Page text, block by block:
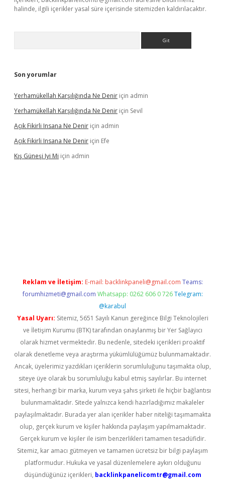
halinde, ilgili içerikler yasal süre içerisinde sitemizden kaldırılacaktır.
Son yorumlar
Yerhamükellah Karşılığında Ne Denir için admin
Yerhamükellah Karşılığında Ne Denir için Sevil
Açık Fikirli Insana Ne Denir için admin
Açık Fikirli Insana Ne Denir için Efe
Kış Güneşi Iyi Mi için admin
Reklam ve İletişim: E-mail: backlinkpaneli@gmail.com Teams:
forumhizmeti@gmail.com Whatsapp: 0262 606 0 726 Telegram:
@karabul
Yasal Uyarı: Sitemiz, 5651 Sayılı Kanun gereğince Bilgi Teknolojileri
ve İletişim Kurumu (BTK) tarafından onaylanmış bir Yer Sağlayıcı
olarak hizmet vermektedir. Bu nedenle, sitedeki içerikleri proaktif
olarak denetleme veya araştırma yükümlülüğümüz bulunmamaktadır.
Ancak, üyelerimiz yazdıkları içeriklerin sorumluluğunu taşımakta olup,
siteye üye olarak bu sorumluluğu kabul etmiş sayılırlar. Bu internet
sitesi, herhangi bir marka, kurum veya şahıs şirketi ile hiçbir bağlantısı
bulunmamaktadır. Sitede yalnızca kendi hazırladığımız makaleler
paylaşılmaktadır. Burada yer alan içerikler haber niteliği taşımamakta
olup, gerçek kurum ve kişiler hakkında paylaşım yapılmamaktadır.
Gerçek kurum ve kişiler ile isim benzerlikleri tamamen tesadüfidir.
Sitemiz, kar amacı gütmeyen ve tamamen ücretsiz bir bilgi paylaşım
platformudur. Hukuka ve yasal düzenlemelere aykırı olduğunu
düşündüğünüz içerikleri, backlinkpanelicomtr@gmail.com